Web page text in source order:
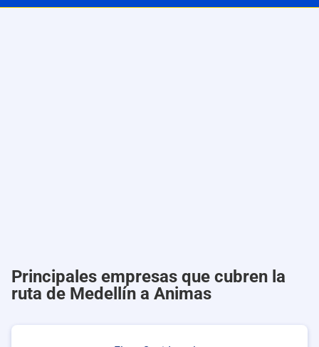
Principales empresas que cubren la
ruta de Medellín a Animas